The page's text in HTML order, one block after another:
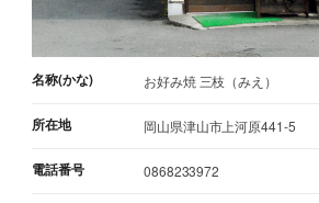
名称(かな) お好み焼 三枝（みえ）
所在地 岡山県津山市上河原441-5
電話番号 0868233972